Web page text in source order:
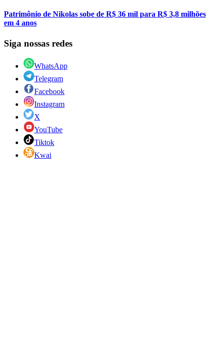
Patrimônio de Nikolas sobe de R$ 36 mil para R$ 3,8 milhões
em 4 anos
Siga nossas redes
WhatsApp
Telegram
Facebook
Instagram
X
YouTube
Tiktok
Kwai